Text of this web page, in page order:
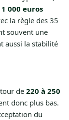
000 euros
la règle des 35
souvent une
aussi la stabilité
de 220 à 250
donc plus bas.
du